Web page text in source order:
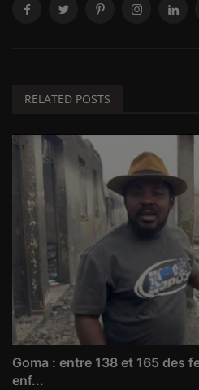
RELATED POSTS
Goma : entre 138 et 165 des
enf...